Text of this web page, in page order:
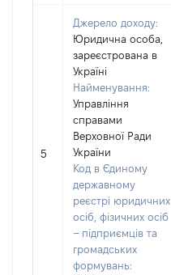
5
Джерело доходу:
Юридична особа,
зареєстрована в
Україні
Найменування:
Управління
справами
Верховної Ради
України
Код в Єдиному
державному
реєстрі юридичних
осіб, фізичних осіб
– підприємців та
громадських
формувань: